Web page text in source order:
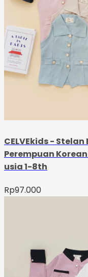
CELVEkids -
Perempuan
usia 1-8th
Rp97.000